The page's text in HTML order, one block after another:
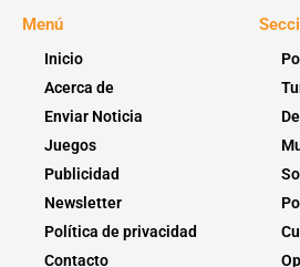
Menú
Inicio
Acerca de
Enviar Noticia
Juegos
Publicidad
Newsletter
Política de privacidad
Contacto